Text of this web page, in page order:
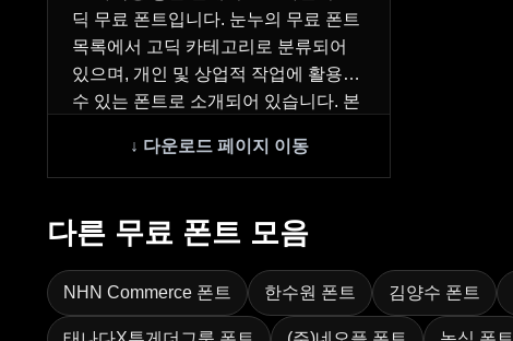
딕 무료 폰트입니다. 눈누의 무료 폰트
목록에서 고딕 카테고리로 분류되어
있으며, 개인 및 상업적 작업에 활용할
수 있는 폰트로 소개되어 있습니다. 본
에 어울…
다른 무료 폰트 모음
NHN Commerce 폰트 한수원 폰트 김양수 폰트